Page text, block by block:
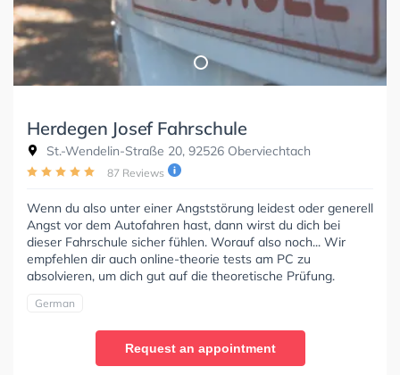
Herdegen Josef Fahrschule
St.-Wendelin-Straße 20, 92526 Oberviechtach
87 Reviews
Wenn du also unter einer Angststörung leidest oder generell
Angst vor dem Autofahren hast, dann wirst du dich bei
dieser Fahrschule sicher fühlen. Worauf also noch... Wir
empfehlen dir auch online-theorie tests am PC zu
absolvieren, um dich gut auf die theoretische Prüfung.
German
Request an appointment